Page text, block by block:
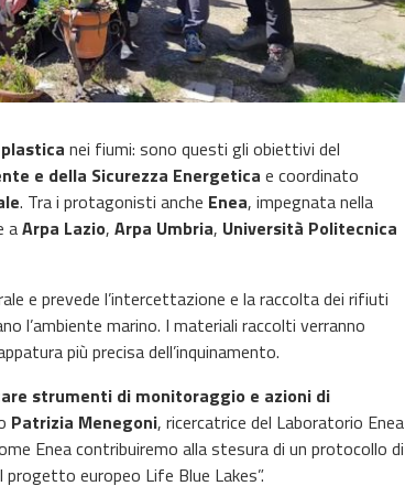
nei fiumi: sono questi gli obiettivi del
e della Sicurezza Energetica e coordinato
. Tra i protagonisti anche Enea, impegnata nella
aArpa Lazio, Arpa Umbria, Università Politecnica
e prevede l’intercettazione e la raccolta dei rifiuti
l’ambiente marino. I materiali raccolti verranno
più precisa dell’inquinamento.
strumenti di monitoraggio e azioni di
Patrizia Menegoni, ricercatrice del Laboratorio Enea
Enea contribuiremo alla stesura di un protocollo di
europeo Life Blue Lakes”.